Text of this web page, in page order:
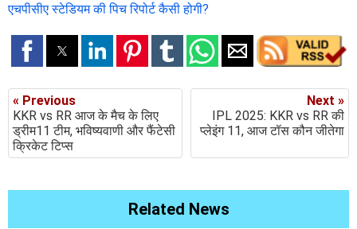
एचपीसीए स्टेडियम की पिच रिपोर्ट कैसी होगी?
« Previous
KKR vs RR आज के मैच के लिए
ड्रीम11 टीम, भविष्यवाणी और फैंटेसी
क्रिकेट टिप्स
Next »
IPL 2025: KKR vs RR की
प्लेइंग 11, आज टॉस कौन जीतेगा
Related News